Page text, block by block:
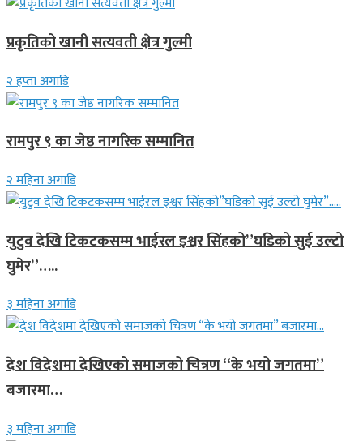
प्रकृतिको खानी सत्यवती क्षेत्र गुल्मी
२ हप्ता अगाडि
रामपुर ९ का जेष्ठ नागरिक सम्मानित
२ महिना अगाडि
युटुव देखि टिकटकसम्म भाईरल इश्वर सिंहको”घडिको सुई उल्टो
घुमेर”…..
३ महिना अगाडि
देश विदेशमा देखिएको समाजको चित्रण “के भयो जगतमा”
बजारमा…
३ महिना अगाडि